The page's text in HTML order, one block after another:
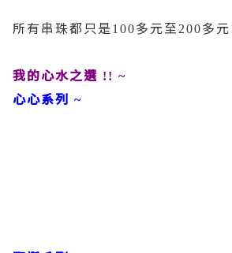
所有串珠都只是100多元至200多元
我的心水之選 !! ~
心心系列 ~